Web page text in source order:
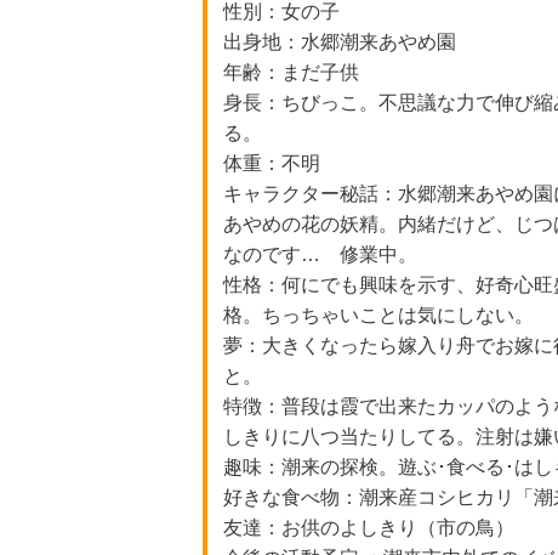
性別：女の子
出身地：水郷潮来あやめ園
年齢：まだ子供
身長：ちびっこ。不思議な力で伸び縮
る。
体重：不明
キャラクター秘話：水郷潮来あやめ園
あやめの花の妖精。内緒だけど、じつ
なのです… 修業中。
性格：何にでも興味を示す、好奇心旺
格。ちっちゃいことは気にしない。
夢：大きくなったら嫁入り舟でお嫁に
と。
特徴：普段は霞で出来たカッパのよ
しきりに八つ当たりしてる。注射は嫌
趣味：潮来の探検。遊ぶ･食べる･はし
好きな食べ物：潮来産コシヒカリ「潮
友達：お供のよしきり（市の鳥）